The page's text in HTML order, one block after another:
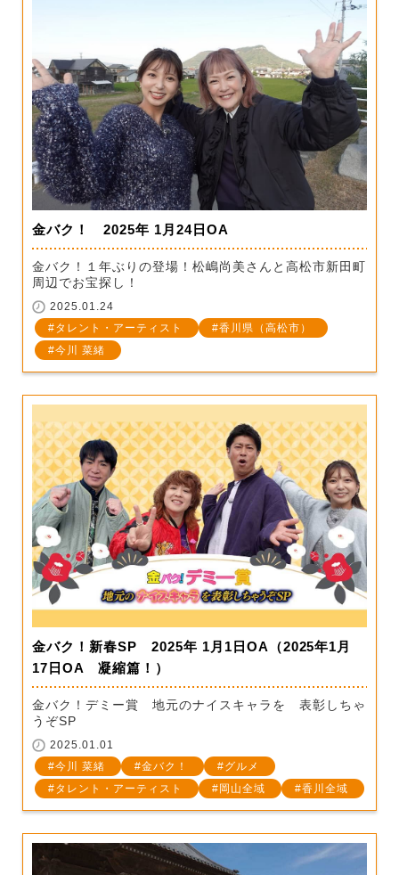
金バク！ 2025年 1月24日OA
金バク！１年ぶりの登場！松嶋尚美さんと高松市新田町
周辺でお宝探し！
2025.01.24
タレント・アーティスト
香川県（高松市）
今川 菜緒
金バク！新春SP 2025年 1月1日OA（2025年1月
17日OA 凝縮篇！）
金バク！デミー賞 地元のナイスキャラを 表彰しちゃ
うぞSP
2025.01.01
今川 菜緒
金バク！
グルメ
タレント・アーティスト
岡山全域 香川全域